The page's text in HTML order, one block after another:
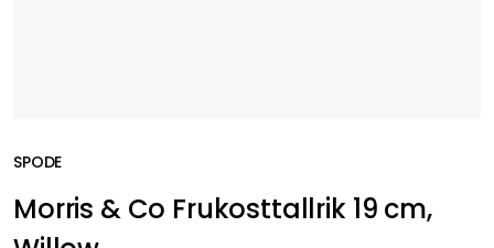
SPODE
Morris & Co Frukosttallrik 19 cm,